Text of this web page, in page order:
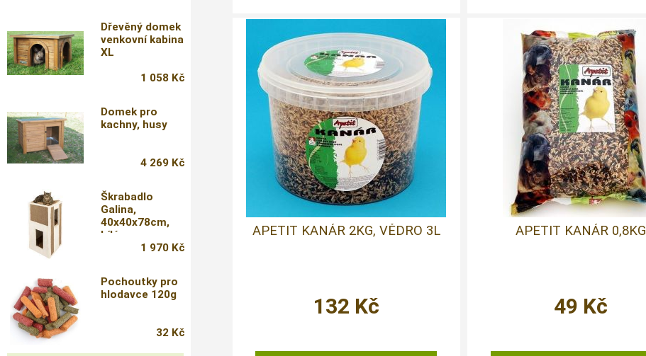
APETIT KANÁR 2KG, VĚDRO 3L
132 Kč
APETIT KANÁR 0,8KG
49 Kč
Dřevěný domek
venkovní kabina
XL
1 058 Kč
Domek pro
kachny, husy
4 269 Kč
Škrabadlo
Galina,
40x40x78cm,
bílé
1 970 Kč
Pochoutky pro
hlodavce 120g
32 Kč